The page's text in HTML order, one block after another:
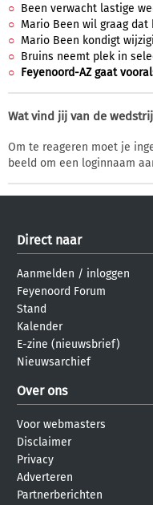
Been verwacht lastige
Mario Been wil graag dat
Mario Been kondigt
Bruins neemt plek in
Feyenoord-AZ gaat
Wat vind jij van de
Om te reageren moet je
beeld om een loginnaam
Direct naar
Aanmelden / inloggen
Feyenoord Forum
Stand
Kalender
E-zine (nieuwsbrief)
Nieuwsarchief
Over ons
Voor webmasters
Disclaimer
Privacy
Adverteren
Partnerberichten